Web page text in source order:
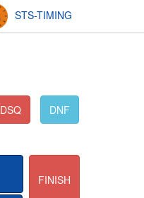
STS-TIMING
DSQ DNF
FINISH